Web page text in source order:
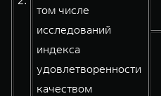
том числе
исследований
индекса
удовлетворенности
качеством